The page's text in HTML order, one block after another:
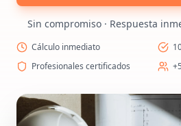
Sin compromiso · Respuesta
Cálculo inmediato
Profesionales certificados